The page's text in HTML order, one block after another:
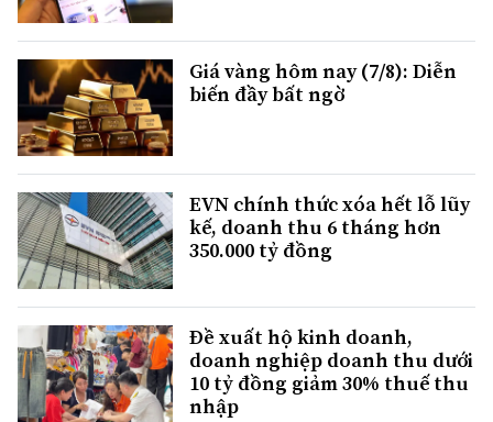
Giá vàng hôm nay (7/8): Diễn
biến đầy bất ngờ
EVN chính thức xóa hết lỗ lũy
kế, doanh thu 6 tháng hơn
350.000 tỷ đồng
Đề xuất hộ kinh doanh,
doanh nghiệp doanh thu dưới
10 tỷ đồng giảm 30% thuế thu
nhập